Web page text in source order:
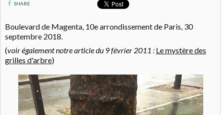
SHARE
Boulevard de Magenta, 10e arrondissement de Paris, 30
septembre 2018.
(voir également notre article du 9 février 2011 : Le mystère des
grilles d'arbre)